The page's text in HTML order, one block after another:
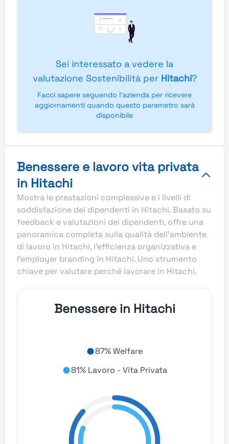
Sei interessato a vedere la
valutazione Sostenibilità per Hitachi?
Facci sapere seguendo l'azienda per ricevere
aggiornamenti quando questo parametro sarà
disponibile
Benessere e lavoro vita privata
in Hitachi
Mostra le prestazioni complessive e i livelli di
soddisfazione dei dipendenti in Hitachi. Basato su
feedback e valutazioni dei dipendenti, offre una
panoramica completa sulla qualità dell’ambiente
di lavoro in Hitachi, l’efficienza organizzativa e
l’employer branding in Hitachi. Uno strumento
chiave per valutare perché lavorare in Hitachi.
Benessere in Hitachi
87% Welfare
81% Lavoro - Vita Privata